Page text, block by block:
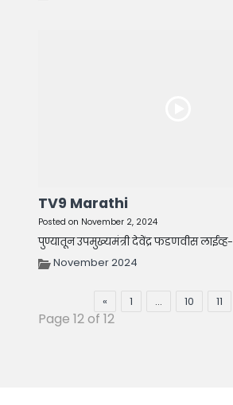
TV9 Marathi
Posted on November 2, 2024
पुण्यातून उपमुख्यमंत्री देवेंद्र फडणवीस लाईव्ह-
November 2024
« 1 … 10 11
Page 12 of 12